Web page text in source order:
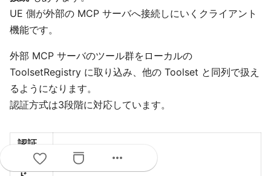
UE 側が外部の MCP サーバへ接続しにいくクライアント
機能です。
外部 MCP サーバのツール群をローカルの
ToolsetRegistry に取り込み、他の Toolset と同列で扱え
るようになります。
認証方式は3段階に対応しています。
認証
モー
説明 more_horiz